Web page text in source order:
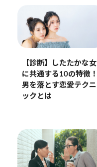
【診断】したたかな女
に共通する10の特徴！
男を落とす恋愛テクニ
ックとは